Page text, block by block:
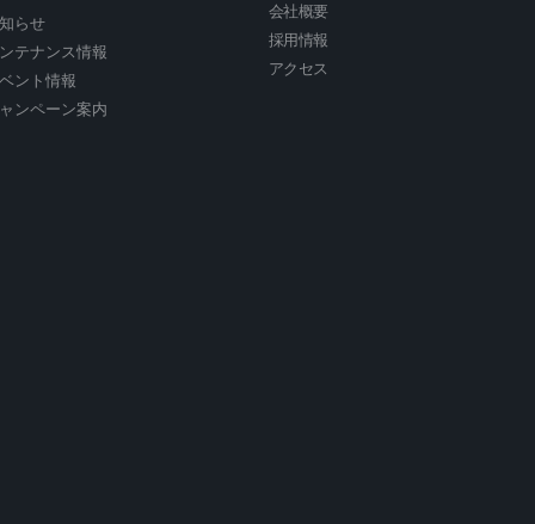
らせ
ンテナンス情報
ント情報
ンペーン案内
会社概要
採用情報
アクセス